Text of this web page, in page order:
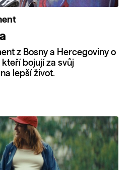
z Bosny a Hercegoviny o
bojují za svůj
lepší život.